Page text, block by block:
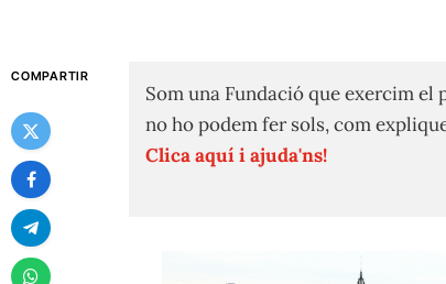
COMPARTIR
Som una Fundació que exercim el
no ho podem fer sols, com
Clica aquí i ajuda'ns!